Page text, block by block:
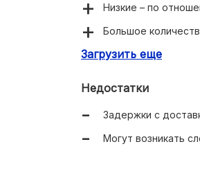
Низкие – по
Большое
Есть возможность
Загрузить еще
Недостатки
Задержки с
Могут возникать